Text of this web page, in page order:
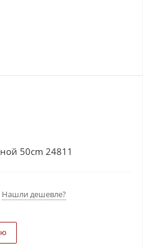
50cm 24811
Нашли дешевле?